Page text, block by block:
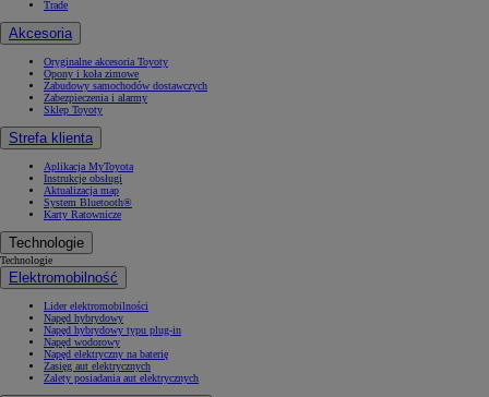
Trade
Akcesoria
Oryginalne akcesoria Toyoty
Opony i koła zimowe
Zabudowy samochodów dostawczych
Zabezpieczenia i alarmy
Sklep Toyoty
Strefa klienta
Aplikacja MyToyota
Instrukcje obsługi
Aktualizacja map
System Bluetooth®
Karty Ratownicze
Technologie
Technologie
Elektromobilność
Lider elektromobilności
Napęd hybrydowy
Napęd hybrydowy typu plug-in
Napęd wodorowy
Napęd elektryczny na baterię
Zasięg aut elektrycznych
Zalety posiadania aut elektrycznych